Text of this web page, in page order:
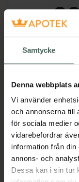
Samtycke
Denna webbplats
Vi använder
och annonserna till
för sociala medier
vidarebefordrar
information från
annons- och
Dessa kan i sin tur
I
Aktuella
Beskrivning